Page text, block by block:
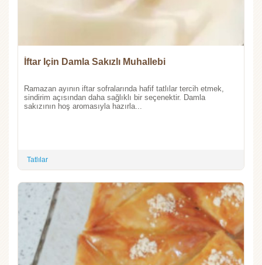
İftar Için Damla Sakızlı Muhallebi
Ramazan ayının iftar sofralarında hafif tatlılar tercih etmek,
sindirim açısından daha sağlıklı bir seçenektir. Damla
sakızının hoş aromasıyla hazırla...
Tatlılar